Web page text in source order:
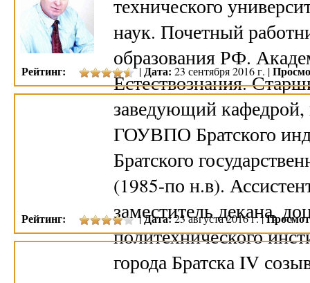
технического
наук. Почетный
образования РФ.
Естествознания.
заведующий кафедрой,
ГОУВПО Братского
Братского
(1985-по н.в).
заместитель декана,
политехнического
города Братска IV
Рейтинг: |Дата: 23 сентября 2016 г. |
Рейтинг: |Дата:23 августа 2016 г. |